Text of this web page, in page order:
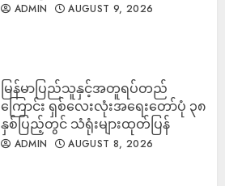
ADMIN AUGUST 9, 2026
မြန်မာပြည်သူနှင့်အတူရပ်တည်
ကြောင်း ရှစ်လေးလုံးအရေးတော်ပုံ ၃၈
နှစ်ပြည့်တွင် သံရုံးများထုတ်ပြန်
ADMIN AUGUST 8, 2026